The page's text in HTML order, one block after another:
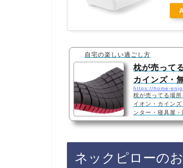
自宅の楽しい過ごし方
枕が売って
カインズ・
https://home-
枕が売ってる場
イオン・カイン
ンター・寝具屋
印用品、ドンキ
重力枕 安眠枕 快
群 横向き 仰向け
ネックピローの